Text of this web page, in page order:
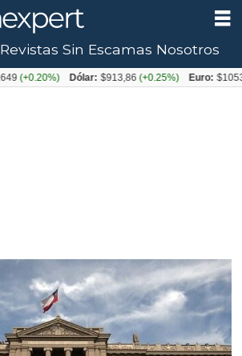
Revistas Sin Escamas Nosotros
Dólar: $913,86(+0.25%) Euro: $1053,08(-0.03%)